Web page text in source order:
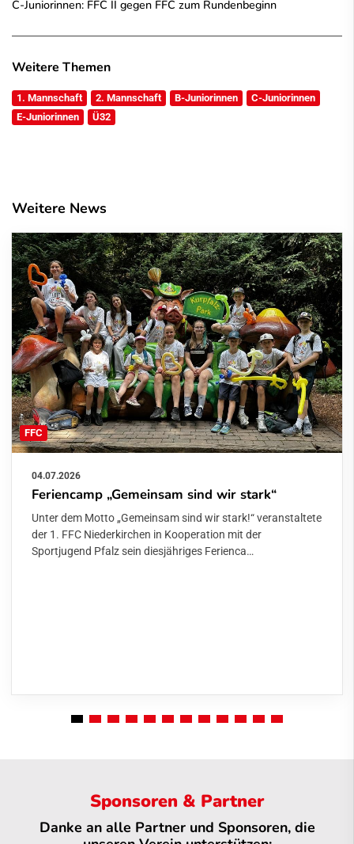
C-Juniorinnen: FFC II gegen FFC zum Rundenbeginn
Weitere Themen
1. Mannschaft 2. Mannschaft B-Juniorinnen
C-Juniorinnen
E-Juniorinnen
Ü32
Weitere News
FFC
04.07.2026
Feriencamp „Gemeinsam sind wir stark“
Unter dem Motto „Gemeinsam sind wir stark!“ veranstaltete
der 1. FFC Niederkirchen in Kooperation mit der
Sportjugend Pfalz sein diesjähriges Ferienca…
Sponsoren & Partner
Danke an alle Partner und Sponsoren, die